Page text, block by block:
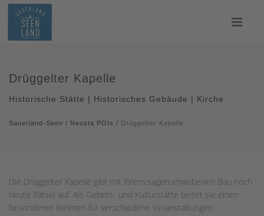
Drüggelter Kapelle
Historische Stätte | Historisches Gebäude | Kirche
Sauerland-Seen / Neusta POIs / Drüggelter Kapelle
Die Drüggelter Kapelle gibt mit ihrem sagenumwobenen Bau noch
heute Rätsel auf. Als Gebets- und Kulturstätte bietet sie einen
besonderen Rahmen für verschiedene Veranstaltungen.